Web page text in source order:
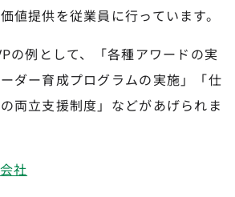
値提供を従業員に行っています。
の例として、「各種アワードの実
ダー育成プログラムの実施」「仕
両立支援制度」などがあげられま
社